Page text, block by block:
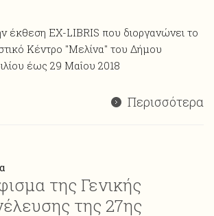
έκθεση ΕΧ-LIBRIS που διοργανώνει το
Κέντρο "Μελίνα" του Δήμου
έως 29 Μαΐου 2018
Περισσότερα
της Γενικής
της 27ης